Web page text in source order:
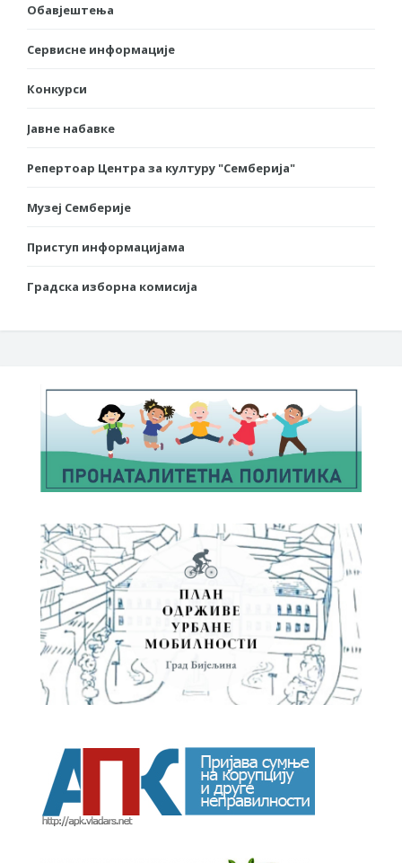
Обавјештења
Сервисне информације
Конкурси
Јавне набавке
Репертоар Центра за културу "Семберија"
Музеј Семберије
Приступ информацијама
Градска изборна комисија